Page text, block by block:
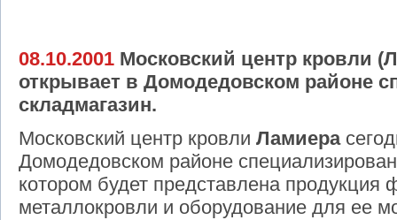
08.10.2001 Московский центр кровли
открывает в Домодедовском районе
складмагазин.
Московский центр кровли Ламиера
Домодедовском районе
котором будет представлена
металлокровли и оборудование для ее